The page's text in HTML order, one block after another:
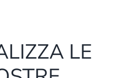
LE